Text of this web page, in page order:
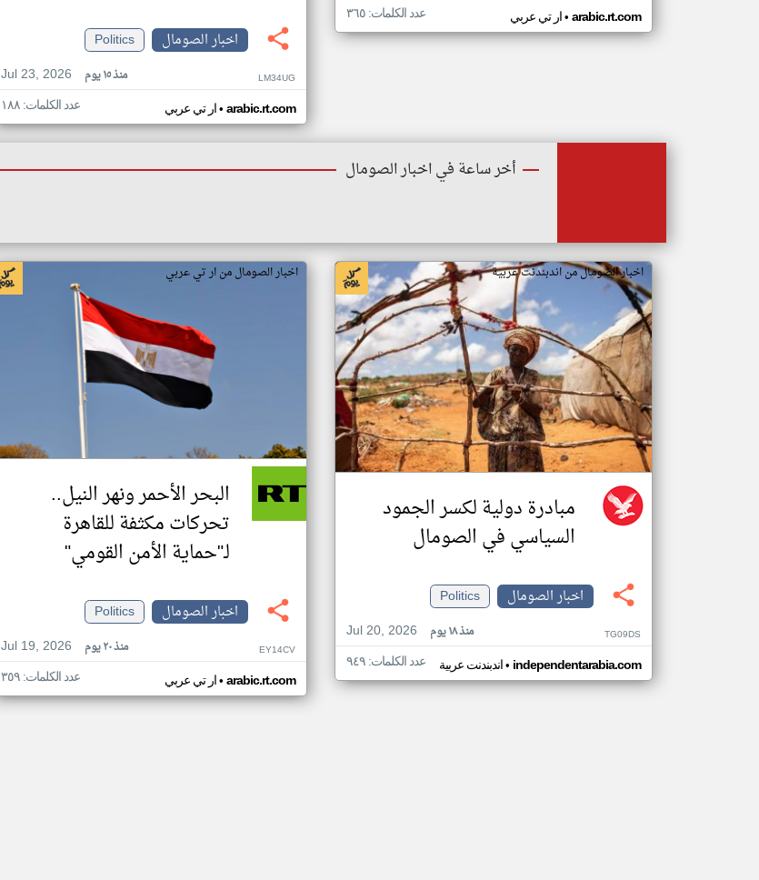
ار تي عربي• arabic.rt.com عدد الكلمات: ٣٦٥
اخبار الصومال
Politics
Jul 23, 2026
منذ ١٥ يوم LM34UG
ار تي عربي• arabic.rt.com عدد الكلمات: ١٨٨
أخر ساعة في اخبار الصومال
اخبار الصومال من اندبندنت عربية
مبادرة دولية لكسر الجمود
السياسي في الصومال
اخبار الصومال
Politics
Jul 20, 2026
منذ ١٨ يوم TG09DS
اندبندنت عربية• independentarabia.com عدد الكلمات: ٩٤٩
اخبار الصومال من ار تي عربي
البحر الأحمر ونهر النيل..
تحركات مكثفة للقاهرة
لـ"حماية الأمن القومي"
اخبار الصومال
Politics
Jul 19, 2026
منذ ٢٠ يوم EY14CV
ار تي عربي• arabic.rt.com عدد الكلمات: ٣٥٩